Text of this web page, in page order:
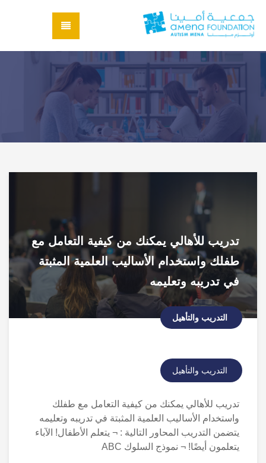
تدريب للأهالي يمكنك من كيفية التعامل مع
طفلك واستخدام الأساليب العلمية المثبتة
في تدريبه وتعليمه
التدريب والتأهيل
التدريب والتأهيل
تدريب للأهالي يمكنك من كيفية التعامل مع طفلك
واستخدام الأساليب العلمية المثبتة في تدريبه وتعليمه
يتضمن التدريب المحاور التالية : ¬ يتعلم الأطفال! الآباء
يتعلمون أيضًا! ¬ نموذج السلوك ABC